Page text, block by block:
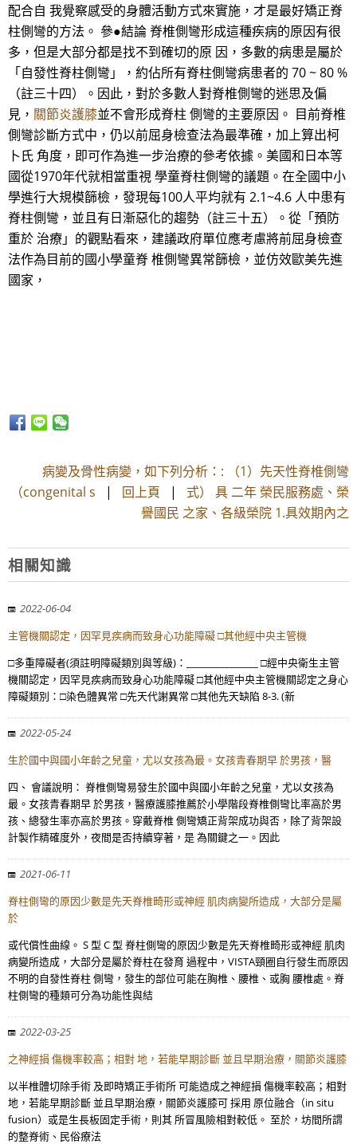
配合自 我覺察感受的身體活動方式來實施，才是最好矯正脊
柱側彎的方法。 參●結論 脊椎側彎形成這種疾病的原因有很
多，但是大部分都是找不到確切的原 因，多數的病患是屬於
「自發性脊柱側彎」，約佔所有脊柱側彎病患者的 70 ~ 80 %
（註三十四）。因此，對於多數人對脊椎側彎的迷思及偏
見， 關節炎護膝並不會形成脊柱 側彎的主要原因。 目前脊椎
側彎診斷方式中，仍以前屈身檢查法為最準確，加上算出柯
卜氏 角度，即可作為進一步治療的參考依據。美國和日本等
國從1970年代就相當重視 學童脊柱側彎的議題。在全國中小
學進行大規模篩檢，發現每100人平均就有 2.1~4.6 人中患有
脊柱側彎，並且有日漸惡化的趨勢（註三十五）。從「預防
重於 治療」的觀點看來，建議政府單位應考慮將前屈身檢查
法作為目前的國小學童脊 椎側彎異常篩檢，並仿效歐美先進
國家，
病變及骨性病變，如下列分析：: （1）先天性脊椎側彎
（congenital s | 回上頁 | 式） 具 二年 榮民服務處、榮
譽國民 之家、各級榮院 1.具效期內之
相關知識
2022-06-04
主管機關認定，因罕見疾病而致身心功能障礙 □其他經中央主管機
□多重障礙者(須註明障礙類別與等級)：_______________ □經中央衛生主管
機關認定，因罕見疾病而致身心功能障礙 □其他經中央主管機關認定之身心
障礙類別：□染色體異常 □先天代謝異常 □其他先天缺陷 8-3. (新
2022-05-24
生於國中與國小年齡之兒童，尤以女孩為最。女孩青春期早 於男孩，醫
四、 會議說明： 脊椎側彎易發生於國中與國小年齡之兒童，尤以女孩為
最。女孩青春期早 於男孩，醫療護膝推薦於小學階段脊椎側彎比率高於男
孩、總發生率亦高於男孩。穿戴脊椎 側彎矯正背架成功與否，除了背架設
計製作精確度外，夜間是否持續穿著，是 為關鍵之一。因此
2021-06-11
脊柱側彎的原因少數是先天脊椎畸形或神經 肌肉病變所造成，大部分是屬
於
或代償性曲線。 S 型 C 型 脊柱側彎的原因少數是先天脊椎畸形或神經 肌肉
病變所造成，大部分是屬於脊柱在發育 過程中，VISTA頸圈自行發生而原因
不明的自發性脊柱 側彎，發生的部位可能在胸椎、腰椎、或胸 腰椎處。脊
柱側彎的種類可分為功能性與結
2022-03-25
之神經損 傷機率較高；相對 地，若能早期診斷 並且早期治療，關節炎護膝
以半椎體切除手術 及即時矯正手術所 可能造成之神經損 傷機率較高；相對
地，若能早期診斷 並且早期治療，關節炎護膝可 採用 原位融合（in situ
fusion）或是生長板固定手術，則其 所冒風險相對較低。 至於，坊間所謂
的整脊術、民俗療法